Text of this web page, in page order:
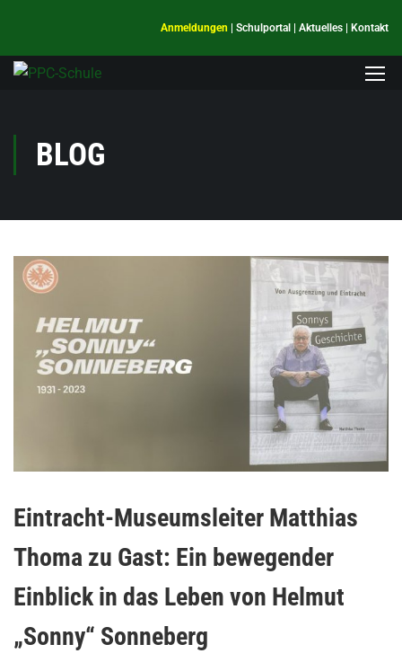
Anmeldungen Schulportal Aktuelles Kontakt
BLOG
Eintracht-Museumsleiter Matthias
Thoma zu Gast: Ein bewegender
Einblick in das Leben von Helmut
„Sonny“ Sonneberg